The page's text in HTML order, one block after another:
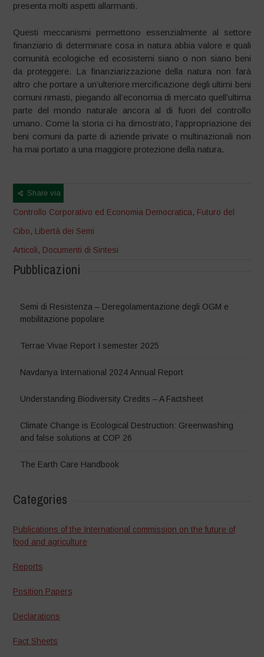
presenta molti aspetti allarmanti.
Questi meccanismi permettono essenzialmente al settore
finanziario di determinare cosa in natura abbia valore e quali
comunità ecologiche ed ecosistemi siano o non siano beni
da proteggere. La finanziarizzazione della natura non farà
altro che portare a un’ulteriore mercificazione degli ultimi beni
comuni rimasti, piegando all’economia di mercato quell’ultima
parte del mondo naturale ancora al di fuori del controllo
umano. Come la storia ci ha dimostrato, l’appropriazione dei
beni comuni da parte di aziende private o multinazionali non
ha mai portato a una maggiore protezione della natura.
Share via
Controllo Corporativo ed Economia Democratica, Futuro del
Cibo, Libertà dei Semi
Articoli, Documenti di Sintesi
Pubblicazioni
Semi di Resistenza – Deregolamentazione degli OGM e
mobilitazione popolare
Terrae Vivae Report I semester 2025
Navdanya International 2024 Annual Report
Understanding Biodiversity Credits – A Factsheet
Climate Change is Ecological Destruction: Greenwashing
and false solutions at COP 26
The Earth Care Handbook
Categories
Publications of the International commission on the future of
food and agriculture
Reports
Position Papers
Declarations
Fact Sheets